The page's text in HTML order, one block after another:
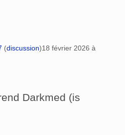
(discussion)18 février 2026 à
Darkmed (is